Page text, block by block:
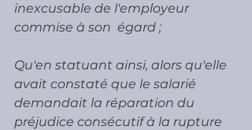
inexcusable de l'employeur
commise à son  égard ;
Qu'en statuant ainsi, alors qu'elle
avait constaté que le salarié
demandait la réparation du
préjudice consécutif à la rupture